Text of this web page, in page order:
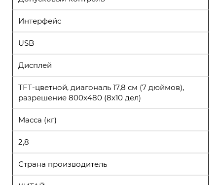
Интерфейс
USB
Дисплей
TFT-цветной, диагональ 17,8 см (7 дюймов),
разрешение 800х480 (8х10 дел)
Масса (кг)
2,8
Страна производитель